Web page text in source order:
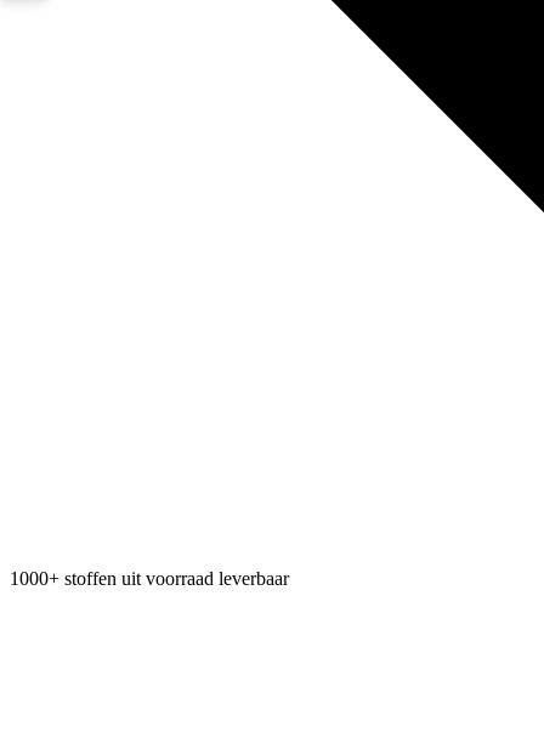
1000+ stoffen uit voorraad leverbaar